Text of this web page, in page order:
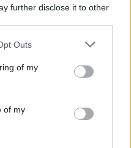
further disclose it to other
Outs
of my
of my
visitatori. Il contenuto di questo
non rappresenta la linea editoriale
I messaggi inclusi nei
inviati dai singoli lettori che